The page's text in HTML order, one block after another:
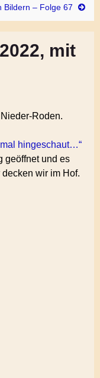
Bildern – Folge 67
mit
Roden.
hingeschaut…“
geöffnet und es
wir im Hof.